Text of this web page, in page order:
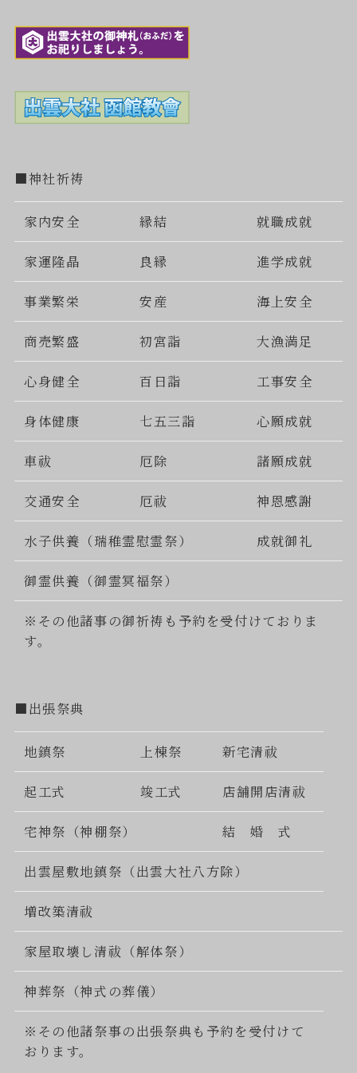
■神社祈祷
家内安全 縁結 就職成就
家運隆晶 良縁 進学成就
事業繁栄 安産 海上安全
商売繁盛 初宮詣 大漁満足
心身健全 百日詣 工事安全
身体健康 七五三詣 心願成就
車祓 厄除 諸願成就
交通安全 厄祓 神恩感謝
水子供養（瑞稚霊慰霊祭） 成就御礼
御霊供養（御霊冥福祭）
※その他諸事の御祈祷も予約を受付けておりま
す。
■出張祭典
地鎮祭 上棟祭 新宅清祓
起工式 竣工式 店舗開店清祓
宅神祭（神棚祭） 結 婚 式
出雲屋敷地鎮祭（出雲大社八方除）
増改築清祓
家屋取壊し清祓（解体祭）
神葬祭（神式の葬儀）
※その他諸祭事の出張祭典も予約を受付けて
おります。